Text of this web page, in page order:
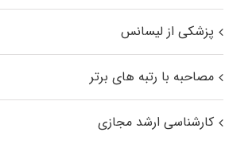
پزشکی از لیسانس
مصاحبه با رتبه های برتر
کارشناسی ارشد مجازی